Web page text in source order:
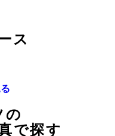
ス
の
で探す